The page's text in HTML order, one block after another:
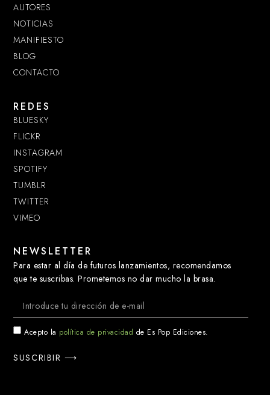
AUTORES
NOTICIAS
MANIFIESTO
BLOG
CONTACTO
REDES
BLUESKY
FLICKR
INSTAGRAM
SPOTIFY
TUMBLR
TWITTER
VIMEO
NEWSLETTER
Para estar al día de futuros lanzamientos, recomendamos
que te suscribas. Prometemos no dar mucho la brasa.
Acepto la política de privacidad de Es Pop Ediciones.
SUSCRIBIR ⟶